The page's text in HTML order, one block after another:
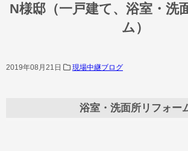
N様邸（一戸建て、浴室・洗
ム）
2019年08月21日 現場中継ブログ
浴室・洗面所リフォー